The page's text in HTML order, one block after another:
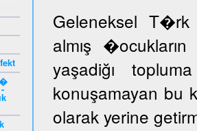
Geleneksel
almış
yaşadiğı
konuşamayan bu
olarak yerine